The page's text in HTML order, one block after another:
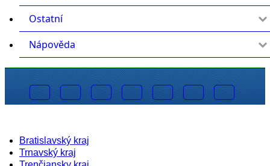
Ostatníclick to expand contents
Nápověda
Bratislavský kraj
Trnavský kraj